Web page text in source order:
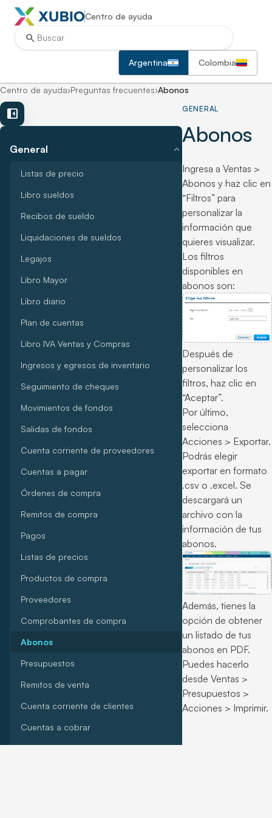
Centro de ayuda
search
Argentina Colombia
Centro de ayuda›Preguntas frecuentes›Abonos
left_panel_close
General expand_more
Listas de precio
Libro sueldos
Recibos de sueldo
Liquidaciones de sueldos
Legajos
Libro Mayor
Libro diario
Plan de cuentas
Libro IVA Ventas y Compras
Ingresos y egresos de inventario
Seguimiento de cheques
Movimientos de fondos
Salidas de fondos
Cuenta corriente de proveedores
Cuentas a pagar
Órdenes de compra
Remitos de compra
Pagos
Listas de precios
Productos de compra
Proveedores
Comprobantes de compra
Abonos
Presupuestos
Remitos de venta
Cuenta corriente de clientes
Cuentas a cobrar
Cobranzas
GENERAL
Abonos
Ingresa a Ventas >
Abonos y haz clic en
“Filtros” para
personalizar la
información que
quieres visualizar.
Los filtros
disponibles en
abonos son:
Después de
personalizar los
filtros, haz clic en
“Aceptar”.
Por último,
selecciona
Acciones > Exportar.
Podrás elegir
exportar en formato
.csv o .excel. Se
descargará un
archivo con la
información de tus
abonos.
Además, tienes la
opción de obtener
un listado de tus
abonos en PDF.
Puedes hacerlo
desde Ventas >
Presupuestos >
Acciones > Imprimir.